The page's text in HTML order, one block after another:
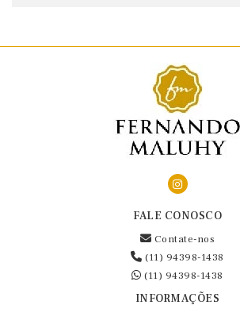
FALE CONOSCO
Contate-nos
(11) 94398-1438
(11) 94398-1438
INFORMAÇÕES